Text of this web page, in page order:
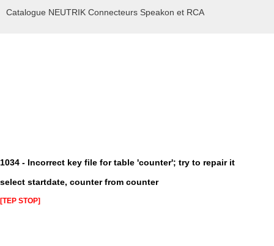
Catalogue NEUTRIK Connecteurs Speakon et RCA
1034 - Incorrect key file for table 'counter'; try to repair it
select startdate, counter from counter
[TEP STOP]